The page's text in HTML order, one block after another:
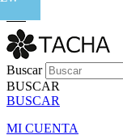
Buscar
BUSCAR
BUSCAR
MI CUENTA